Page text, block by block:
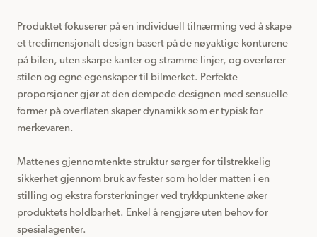
Produktet fokuserer på en individuell tilnærming ved å skape
et tredimensjonalt design basert på de nøyaktige konturene
på bilen, uten skarpe kanter og stramme linjer, og overfører
stilen og egne egenskaper til bilmerket. Perfekte
proporsjoner gjør at den dempede designen med sensuelle
former på overflaten skaper dynamikk som er typisk for
merkevaren.
Mattenes gjennomtenkte struktur sørger for tilstrekkelig
sikkerhet gjennom bruk av fester som holder matten i en
stilling og ekstra forsterkninger ved trykkpunktene øker
produktets holdbarhet. Enkel å rengjøre uten behov for
spesialagenter.